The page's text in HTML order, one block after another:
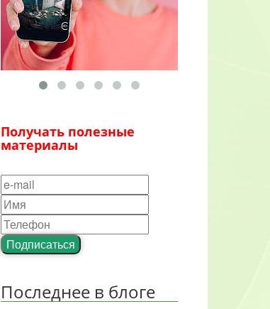
Получать полезные
материалы
Подписаться
Последнее в блоге